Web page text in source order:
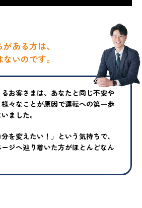
ある方は、
いのです。
お客さまは、あなたと同じ不安や
々なことが原因で運転への第一歩
ました。
を変えたい！」という気持ちで、
ジへ辿り着いた方がほとんどなん